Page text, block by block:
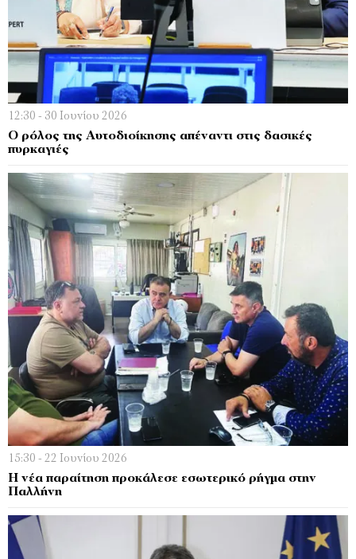
12:30 - 30 Ιουνίου 2026
Ο ρόλος της Αυτοδιοίκησης απέναντι στις δασικές
πυρκαγιές
15:30 - 22 Ιουνίου 2026
Η νέα παραίτηση προκάλεσε εσωτερικό ρήγμα στην
Παλλήνη